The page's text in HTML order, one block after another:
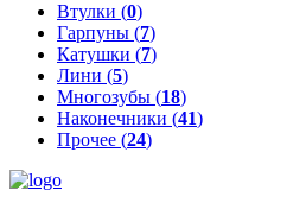
Втулки (0)
Гарпуны (7)
Катушки (7)
Лини (5)
Многозубы (18)
Наконечники (41)
Прочее (24)